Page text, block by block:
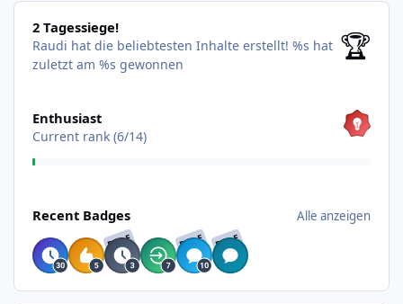
2 Tagessiege!
2 Tagessiege!
Raudi hat die beliebtesten Inhalte erstellt! %s hat
zuletzt am %s gewonnen
🏆
Enthusiast
Current rank (6/14)
Recent Badges Alle anzeigen
RARE RARE RARE